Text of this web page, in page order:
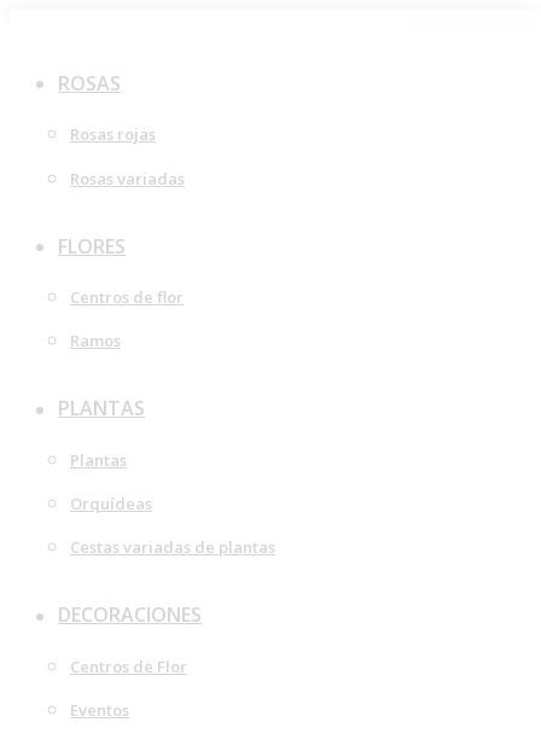
contenido
ROSAS
Rosas rojas
Rosas variadas
FLORES
Centros de flor
Ramos
PLANTAS
Plantas
Orquídeas
Cestas variadas de plantas
DECORACIONES
Centros de Flor
Eventos